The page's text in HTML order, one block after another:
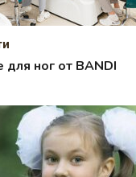
для ног от BANDI